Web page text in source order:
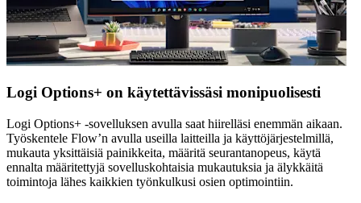
Logi Options+ on käytettävissäsi monipuolisesti
Logi Options+ -sovelluksen avulla saat hiirelläsi enemmän aikaan.
Työskentele Flow’n avulla useilla laitteilla ja käyttöjärjestelmillä,
mukauta yksittäisiä painikkeita, määritä seurantanopeus, käytä
ennalta määritettyjä sovelluskohtaisia mukautuksia ja älykkäitä
toimintoja lähes kaikkien työnkulkusi osien optimointiin.